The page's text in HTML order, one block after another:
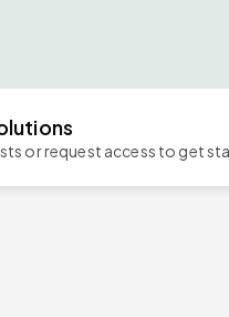
or request access to get